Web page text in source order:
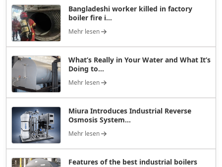
Bangladeshi worker killed in factory
boiler fire i...
Mehr lesen
What’s Really in Your Water and What It’s
Doing to...
Mehr lesen
Miura Introduces Industrial Reverse
Osmosis System...
Mehr lesen
Features of the best industrial boilers